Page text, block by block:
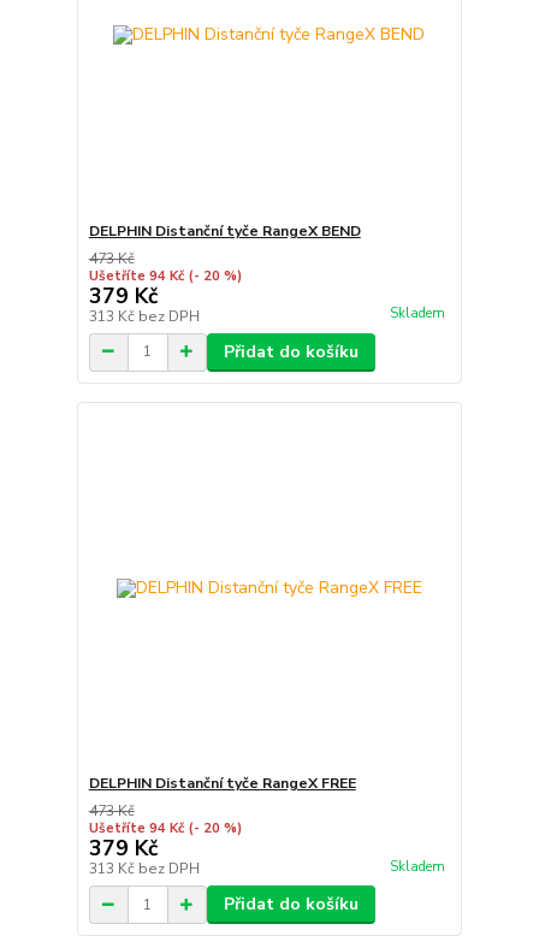
DELPHIN Distanční tyče RangeX BEND
473 Kč
Ušetříte 94 Kč (- 20 %)
379 Kč
313 Kč bez DPH Skladem
Přidat do košíku
DELPHIN Distanční tyče RangeX FREE
473 Kč
Ušetříte 94 Kč (- 20 %)
379 Kč
313 Kč bez DPH Skladem
Přidat do košíku